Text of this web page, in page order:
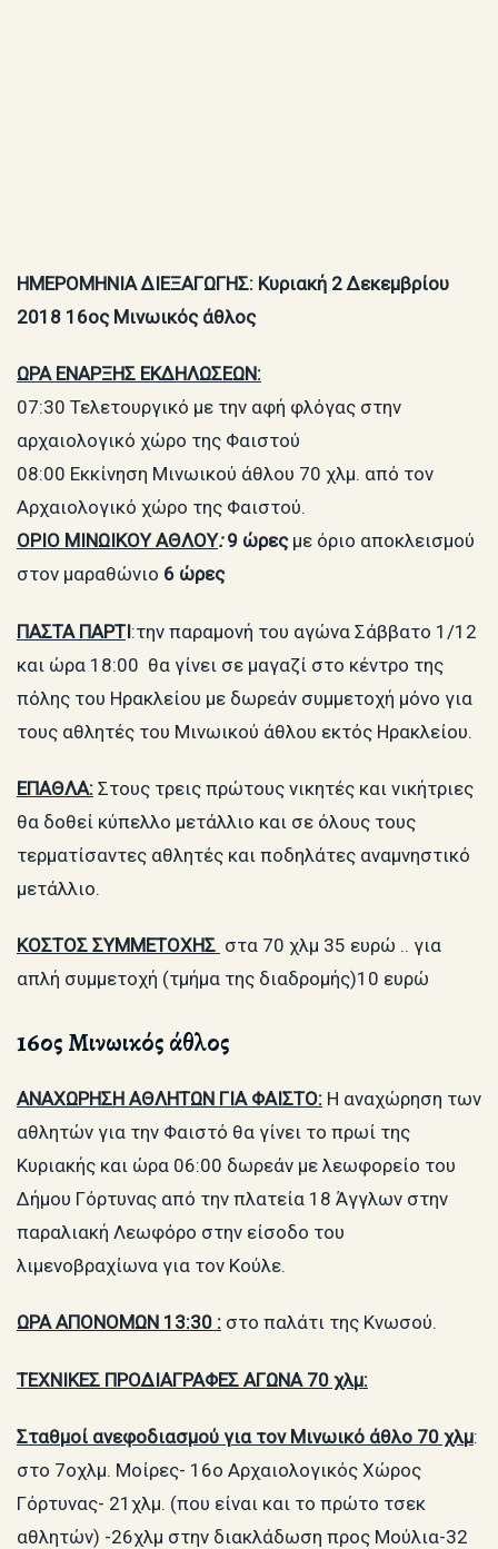
ΗΜΕΡΟΜΗΝΙΑ ΔΙΕΞΑΓΩΓΗΣ: Κυριακή 2 Δεκεμβρίου
2018 16ος Μινωικός άθλος
ΩΡΑ ΕΝΑΡΞΗΣ ΕΚΔΗΛΩΣΕΩΝ:
07:30 Τελετουργικό με την αφή φλόγας στην
αρχαιολογικό χώρο της Φαιστού
08:00 Εκκίνηση Μινωικού άθλου 70 χλμ. από τον
Αρχαιολογικό χώρο της Φαιστού.
ΟΡΙΟ ΜΙΝΩΙΚΟΥ ΑΘΛΟΥ: 9 ώρεςμε όριο αποκλεισμού
στον μαραθώνιο 6 ώρες
ΠΑΣΤΑ ΠΑΡΤΙ:την παραμονή του αγώνα Σάββατο 1/12
και ώρα 18:00 θα γίνει σε μαγαζί στο κέντρο της
πόλης του Ηρακλείου με δωρεάν συμμετοχή μόνο για
τους αθλητές του Μινωικού άθλου εκτός Ηρακλείου.
ΕΠΑΘΛΑ: Στους τρεις πρώτους νικητές και νικήτριες
θα δοθεί κύπελλο μετάλλιο και σε όλους τους
τερματίσαντες αθλητές και ποδηλάτες αναμνηστικό
μετάλλιο.
ΚΟΣΤΟΣ ΣΥΜΜΕΤΟΧΗΣ στα 70 χλμ 35 ευρώ .. για
απλή συμμετοχή (τμήμα της διαδρομής)10 ευρώ
16ος Μινωικός άθλος
ΑΝΑΧΩΡΗΣΗ ΑΘΛΗΤΩΝ ΓΙΑ ΦΑΙΣΤΟ: Η αναχώρηση των
αθλητών για την Φαιστό θα γίνει το πρωί της
Κυριακής και ώρα 06:00 δωρεάν με λεωφορείο του
Δήμου Γόρτυνας από την πλατεία 18 Άγγλων στην
παραλιακή Λεωφόρο στην είσοδο του
λιμενοβραχίωνα για τον Κούλε.
ΩΡΑ ΑΠΟΝΟΜΩΝ 13:30 : στο παλάτι της Κνωσού.
ΤΕΧΝΙΚΕΣ ΠΡΟΔΙΑΓΡΑΦΕΣ ΑΓΩΝΑ 70 χλμ:
Σταθμοί ανεφοδιασμού για τον Μινωικό άθλο 70 χλμ:
στο 7οχλμ. Μοίρες- 16ο Αρχαιολογικός Χώρος
Γόρτυνας- 21χλμ. (που είναι και το πρώτο τσεκ
αθλητών) -26χλμ στην διακλάδωση προς Μούλια-32